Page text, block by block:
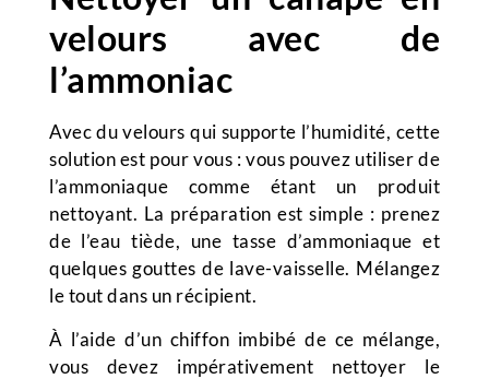
velours avec de
l’ammoniac
Avec du velours qui supporte l’humidité, cette
solution est pour vous : vous pouvez utiliser de
l’ammoniaque comme étant un produit
nettoyant. La préparation est simple : prenez
de l’eau tiède, une tasse d’ammoniaque et
quelques gouttes de lave-vaisselle. Mélangez
le tout dans un récipient.
À l’aide d’un chiffon imbibé de ce mélange,
vous devez impérativement nettoyer le